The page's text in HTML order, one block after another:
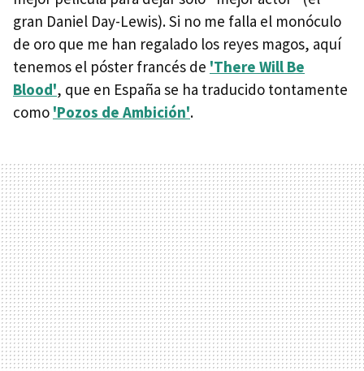
gran Daniel Day-Lewis). Si no me falla el monóculo
de oro que me han regalado los reyes magos, aquí
tenemos el póster francés de 'There Will Be
Blood', que en España se ha traducido tontamente
como 'Pozos de Ambición'.